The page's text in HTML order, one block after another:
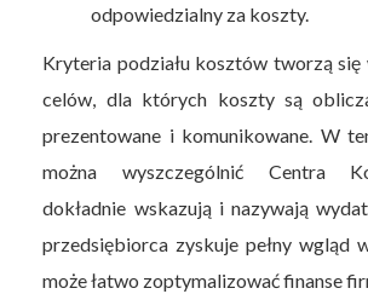
odpowiedzialny za koszty.
Kryteria podziału kosztów tworzą się
celów, dla których koszty są
prezentowane i komunikowane. W
można wyszczególnić Centra
dokładnie wskazują i nazywają
przedsiębiorca zyskuje pełny wgląd
może łatwo zoptymalizować finanse